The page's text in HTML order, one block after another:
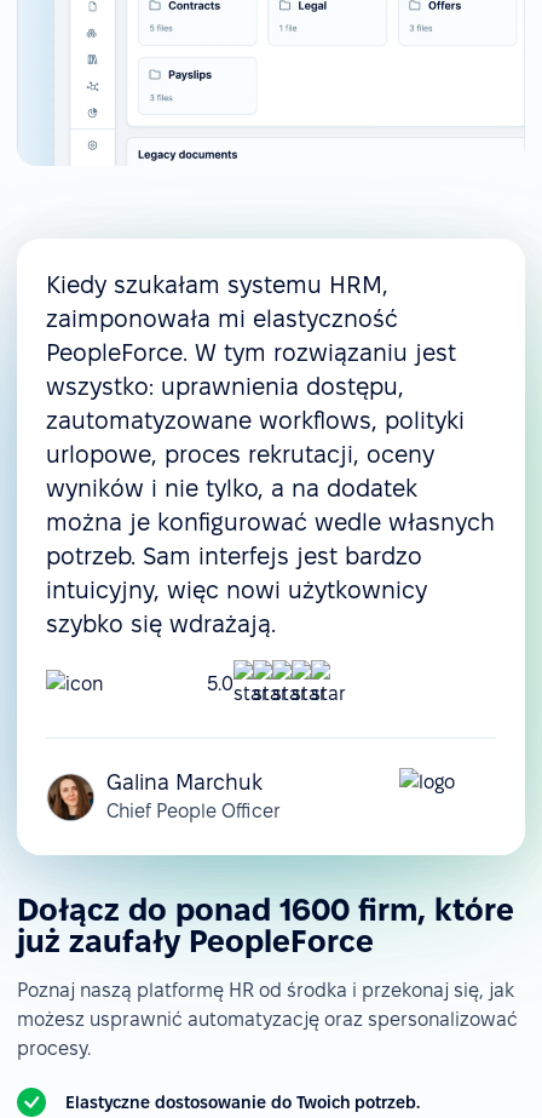
Kiedy szukałam systemu HRM,
zaimponowała mi elastyczność
PeopleForce. W tym rozwiązaniu jest
wszystko: uprawnienia dostępu,
zautomatyzowane workflows, polityki
urlopowe, proces rekrutacji, oceny
wyników i nie tylko, a na dodatek
można je konfigurować wedle własnych
potrzeb. Sam interfejs jest bardzo
intuicyjny, więc nowi użytkownicy
szybko się wdrażają.
5.0
Galina Marchuk
Chief People Officer
Dołącz do ponad 1600 firm, które
już zaufały PeopleForce
Poznaj naszą platformę HR od środka i przekonaj się, jak
możesz usprawnić automatyzację oraz spersonalizować
procesy.
Elastyczne dostosowanie do Twoich potrzeb.